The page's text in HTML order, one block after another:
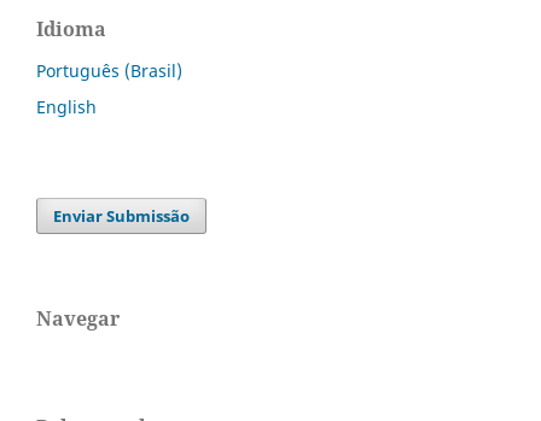
Idioma
Português (Brasil)
English
Enviar Submissão
Navegar